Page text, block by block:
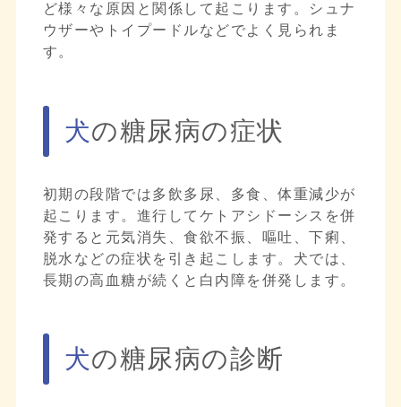
ど様々な原因と関係して起こります。シュナ
ウザーやトイプードルなどでよく見られま
す。
犬の糖尿病の症状
初期の段階では多飲多尿、多食、体重減少が
起こります。進行してケトアシドーシスを併
発すると元気消失、食欲不振、嘔吐、下痢、
脱水などの症状を引き起こします。犬では、
長期の高血糖が続くと白内障を併発します。
犬の糖尿病の診断